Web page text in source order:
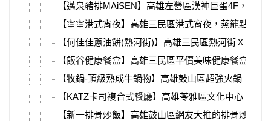
【邁泉豬排MAiSEN】高雄左營區漢神巨蛋4F，來
【寧寧港式宵夜】高雄三民區港式宵夜，蒸籠點心
【何佳佳蔥油餅(熱河街)】高雄三民區熱河街Ｘ吉
【飯谷健康餐盒】高雄三民區平價美味健康餐盒，
【牧鍋-頂級熟成牛鍋物】高雄鼓山區超強火鍋，頂
【KATZ卡司複合式餐廳】高雄苓雅區文化中心、
【新一排骨炒飯】高雄鼓山區網友大推的排骨炒飯